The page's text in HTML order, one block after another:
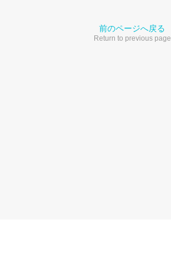
前のページへ戻る
Return to previous page